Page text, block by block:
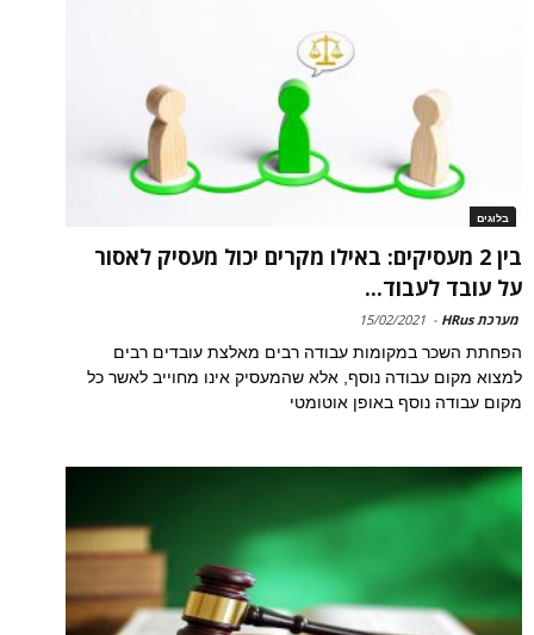
בלוגים
בין 2 מעסיקים: באילו מקרים יכול מעסיק לאסור
על עובד לעבוד...
מערכת HRus -
15/02/2021
הפחתת השכר במקומות עבודה רבים מאלצת עובדים רבים
למצוא מקום עבודה נוסף, אלא שהמעסיק אינו מחוייב לאשר כל
מקום עבודה נוסף באופן אוטומטי